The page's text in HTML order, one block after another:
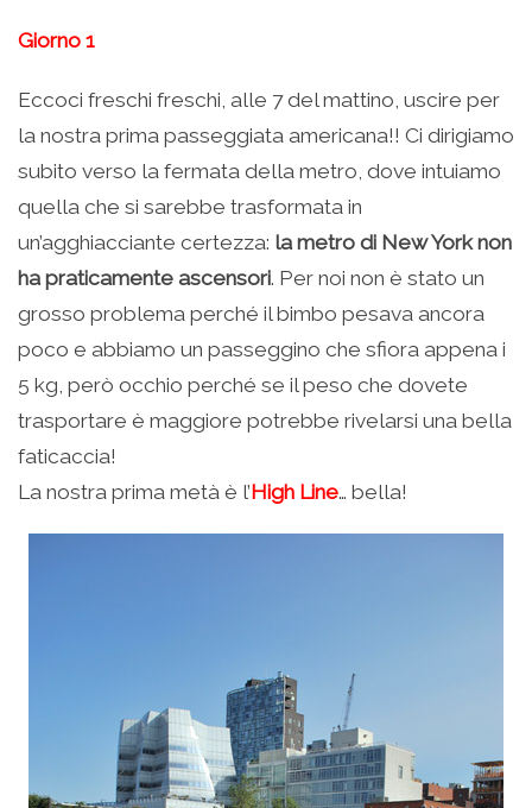
Giorno 1
Eccoci freschi freschi, alle 7 del mattino, uscire per
la nostra prima passeggiata americana!! Ci dirigiamo
subito verso la fermata della metro, dove intuiamo
quella che si sarebbe trasformata in
un’agghiacciante certezza: la metro di New York non
ha praticamente ascensori. Per noi non è stato un
grosso problema perché il bimbo pesava ancora
poco e abbiamo un passeggino che sfiora appena i
5 kg, però occhio perché se il peso che dovete
trasportare è maggiore potrebbe rivelarsi una bella
faticaccia!
La nostra prima metà è l’High Line… bella!